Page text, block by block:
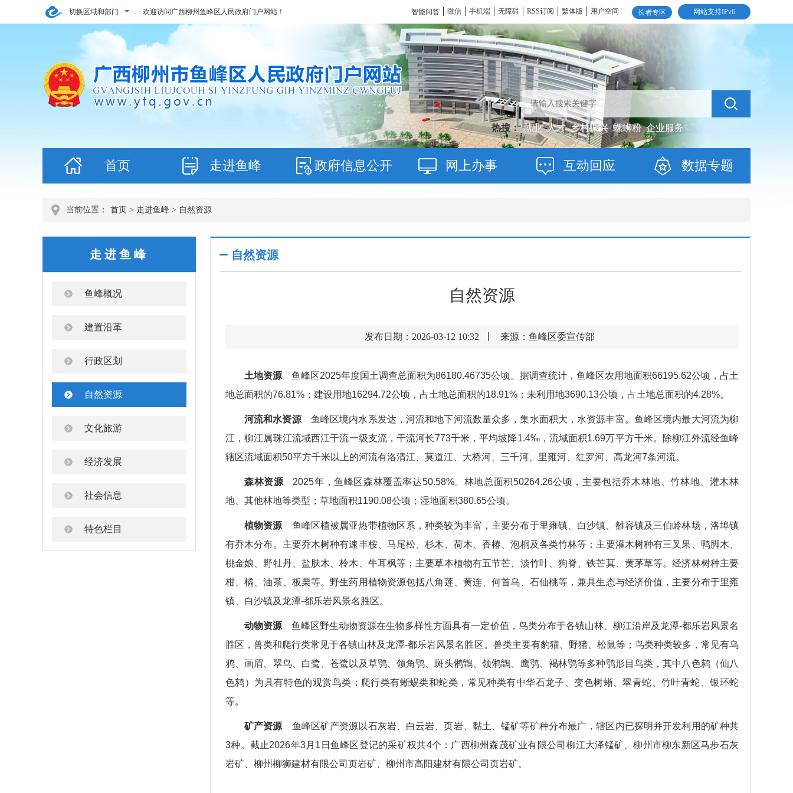
切换区域和部门 网站支持IPv6
长者专区
智能问答 微信 手机端 无障碍 RSS订阅 繁体版 用户空间
欢迎访问广西柳州鱼峰区人民政府门户网站！
热搜： 就业 人才 乡村振兴 螺蛳粉 企业服务
首页 走进鱼峰 政府信息公开 网上办事 互动回应 数据专题
当前位置： 首页 > 走进鱼峰 > 自然资源
走进鱼峰
鱼峰概况
建置沿革
行政区划
自然资源
文化旅游
经济发展
社会信息
特色栏目
自然资源
自然资源
发布日期：2026-03-12 10:32 丨 来源：鱼峰区委宣传部
土地资源
鱼峰区2025年度国土调查总面积为86180.46735公顷。据调查统计，鱼峰区农用地面积66195.62公顷，占土
地总面积的76.81%；建设用地16294.72公顷，占土地总面积的18.91%；未利用地3690.13公顷，占土地总面积的4.28%。
河流和水资源鱼峰区境内水系发达，河流和地下河流数量众多，集水面积大，水资源丰富。鱼峰区境内最大河流为柳
江，柳江属珠江流域西江干流一级支流，干流河长773千米，平均坡降1.4‰，流域面积1.69万平方千米。除柳江外流经鱼峰
辖区流域面积50平方千米以上的河流有洛清江、莫道江、大桥河、三千河、里雍河、红罗河、高龙河7条河流。
森林资源
2025年，鱼峰区森林覆盖率达50.58%。林地总面积50264.26公顷，主要包括乔木林地、竹林地、灌木林
地、其他林地等类型；草地面积1190.08公顷；湿地面积380.65公顷。
植物资源
鱼峰区植被属亚热带植物区系，种类较为丰富，主要分布于里雍镇、白沙镇、雒容镇及三伯岭林场，洛埠镇
有乔木分布。主要乔木树种有速丰桉、马尾松、杉木、荷木、香椿、泡桐及各类竹林等；主要灌木树种有三叉果、鸭脚木、
桃金娘、野牡丹、盐肤木、柃木、牛耳枫等；主要草本植物有五节芒、淡竹叶、狗脊、铁芒萁、黄茅草等。经济林树种主要
柑、橘、油茶、板栗等。野生药用植物资源包括八角莲、黄连、何首乌、石仙桃等，兼具生态与经济价值，主要分布于里雍
镇、白沙镇及龙潭-都乐岩风景名胜区。
动物资源
鱼峰区野生动物资源在生物多样性方面具有一定价值，鸟类分布于各镇山林、柳江沿岸及龙潭-都乐岩风景名
胜区，兽类和爬行类常见于各镇山林及龙潭-都乐岩风景名胜区。兽类主要有豹猫、野猪、松鼠等；鸟类种类较多，常见有乌
鸦、画眉、翠鸟、白鹭、苍鹭以及草鸮、领角鸮、斑头鸺鶹、领鸺鶹、鹰鸮、褐林鸮等多种鸮形目鸟类，其中八色鸫（仙八
色鸫）为具有特色的观赏鸟类；爬行类有蜥蜴类和蛇类，常见种类有中华石龙子、变色树蜥、翠青蛇、竹叶青蛇、银环蛇
等。
矿产资源
鱼峰区矿产资源以石灰岩、白云岩、页岩、黏土、锰矿等矿种分布最广，辖区内已探明并开发利用的矿种共
3种。截止2026年3月1日鱼峰区登记的采矿权共4个：广西柳州森茂矿业有限公司柳江大泽锰矿、柳州市柳东新区马步石灰
岩矿、柳州柳狮建材有限公司页岩矿、柳州市高阳建材有限公司页岩矿。